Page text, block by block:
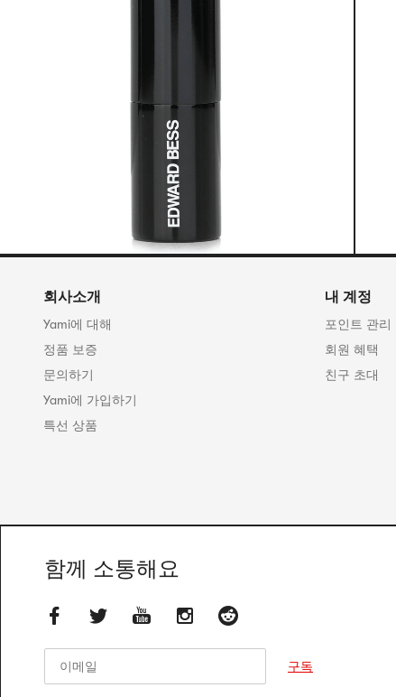
회사소개
Yami에 대해
정품 보증
문의하기
Yami에 가입하기
특선 상품
내 계정
포인트 관리
회원 혜택
친구 초대
함께 소통해요
구독